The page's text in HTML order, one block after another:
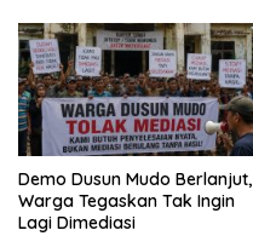
Demo Dusun Mudo Berlanjut,
Warga Tegaskan Tak Ingin
Lagi Dimediasi